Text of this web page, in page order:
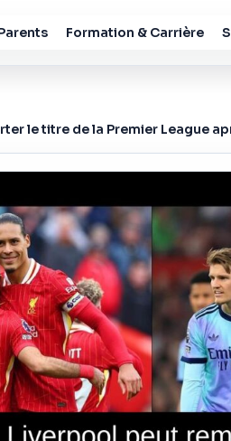
Formation & Carrière
le titre de la Premier League